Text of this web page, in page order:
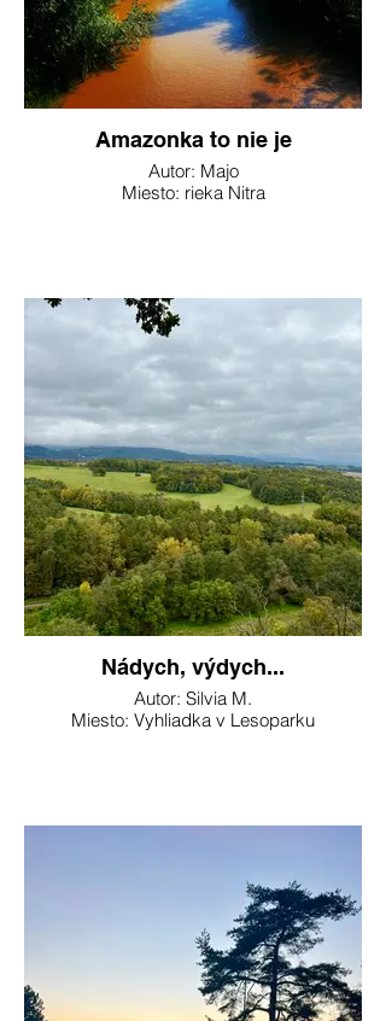
Amazonka to nie je
Autor: Majo
Miesto: rieka Nitra
Nádych, výdych...
Autor: Silvia M.
Miesto: Vyhliadka v Lesoparku